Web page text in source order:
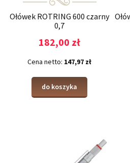
Ołówek ROTRING 600 czarny
0,7
182,00 zł
Cena netto: 147,97 zł
do koszyka